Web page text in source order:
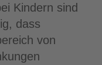
Kindern sind
dass
von